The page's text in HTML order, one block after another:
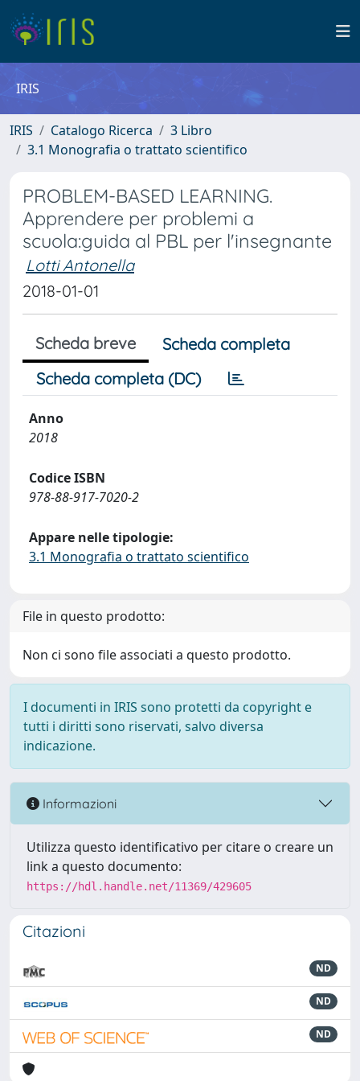
IRIS
IRIS Catalogo Ricerca
3 Libro
3.1 Monografia o trattato scientifico
PROBLEM-BASED LEARNING.
Apprendere per problemi a
scuola:guida al PBL per l'insegnante
Lotti Antonella
2018-01-01
Scheda breve
Scheda completa
Scheda completa (DC)
Anno
2018
Codice ISBN
978-88-917-7020-2
Appare nelle tipologie:
3.1 Monografia o trattato scientifico
File in questo prodotto:
Non ci sono file associati a questo prodotto.
I documenti in IRIS sono protetti da copyright e
tutti i diritti sono riservati, salvo diversa
indicazione.
Informazioni
Utilizza questo identificativo per citare o creare un
link a questo documento:
https://hdl.handle.net/11369/429605
Citazioni
ND
ND
ND